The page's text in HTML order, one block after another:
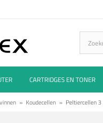
CARTRIDGES EN TONER
» Koudecellen » Peltiercellen 3